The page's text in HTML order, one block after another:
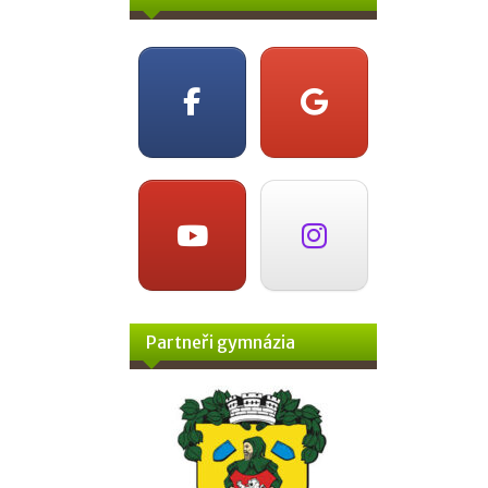
Partneři gymnázia